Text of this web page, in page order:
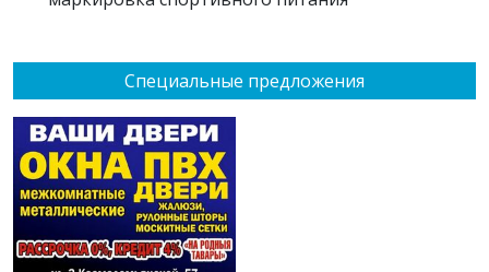
Специальные предложения